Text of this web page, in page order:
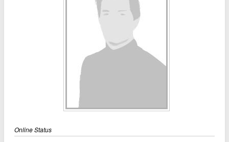
Online Status